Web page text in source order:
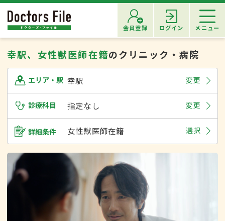
会員登録 ログイン メニュー
幸駅、女性獣医師在籍のクリニック・病院
エリア・駅 幸駅 変更
診療科目 指定なし 変更
詳細条件 女性獣医師在籍 選択